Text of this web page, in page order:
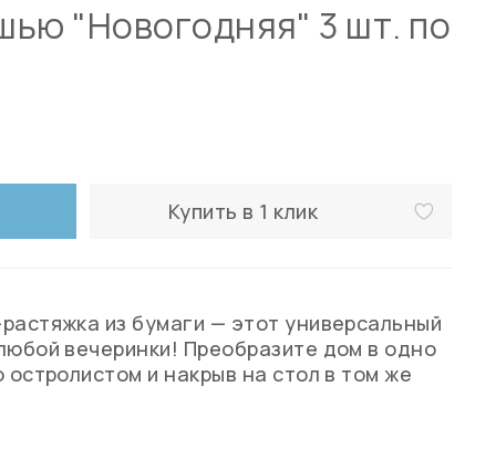
"Новогодняя" 3 шт. по
Купить в 1 клик
из бумаги — этот универсальный
вечеринки! Преобразите дом в одно
и накрыв на стол в том же